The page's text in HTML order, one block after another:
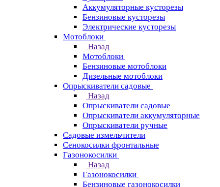
Аккумуляторные кусторезы
Бензиновые кусторезы
Электрические кусторезы
Мотоблоки
Назад
Мотоблоки
Бензиновые мотоблоки
Дизельные мотоблоки
Опрыскиватели садовые
Назад
Опрыскиватели садовые
Опрыскиватели аккумуляторные
Опрыскиватели ручные
Садовые измельчители
Сенокосилки фронтальные
Газонокосилки
Назад
Газонокосилки
Бензиновые газонокосилки